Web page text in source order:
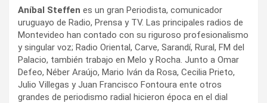
Aníbal Steffen es un gran Periodista, comunicador
uruguayo de Radio, Prensa y TV. Las principales radios de
Montevideo han contado con su riguroso profesionalismo
y singular voz; Radio Oriental, Carve, Sarandí, Rural, FM del
Palacio, también trabajo en Melo y Rocha. Junto a Omar
Defeo, Néber Araújo, Mario Iván da Rosa, Cecilia Prieto,
Julio Villegas y Juan Francisco Fontoura ente otros
grandes de periodismo radial hicieron época en el dial